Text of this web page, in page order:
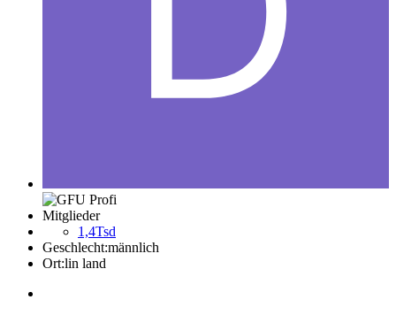
Mitglieder
1,4Tsd
Geschlecht:männlich
Ort:lin land